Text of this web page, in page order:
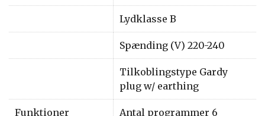
Lydklasse B
Spænding (V) 220-240
Tilkoblingstype Gardy
plug w/ earthing
Funktioner Antal programmer 6